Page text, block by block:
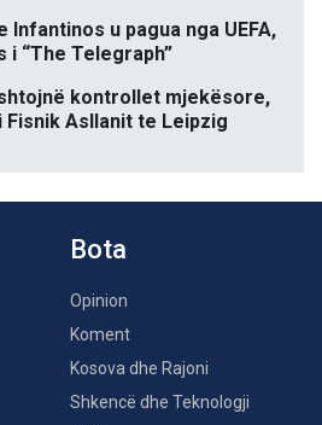
Infantinos u pagua nga UEFA,
“The Telegraph”
kontrollet mjekësore,
Asllanit te Leipzig
Bota
Opinion
Koment
Kosova dhe Rajoni
Shkencë dhe Teknologji